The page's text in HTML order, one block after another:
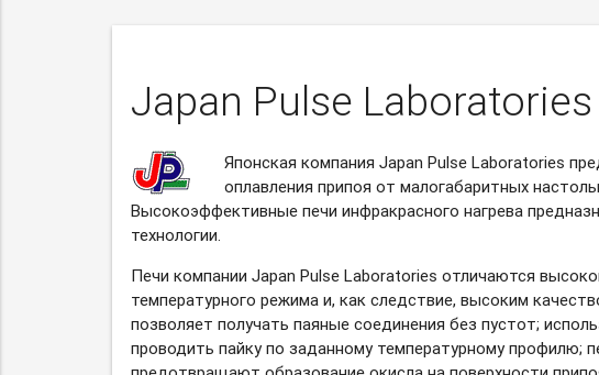
Japan Pulse Laboratories
Японская компания Japan Pulse Laboratories
оплавления припоя от малогабаритных
Высокоэффективные печи инфракрасного нагрева
технологии.
Печи компании Japan Pulse Laboratories отличаются
температурного режима и, как следствие, высоким
позволяет получать паяные соединения без пустот;
проводить пайку по заданному температурному профилю;